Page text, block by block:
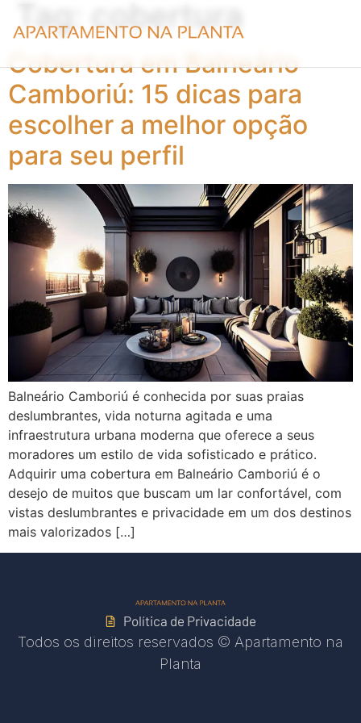
Tag:cobertura
Cobertura em Balneário
Camboriú: 15 dicas para
escolher a melhor opção
para seu perfil
Balneário Camboriú é conhecida por suas praias
deslumbrantes, vida noturna agitada e uma
infraestrutura urbana moderna que oferece a seus
moradores um estilo de vida sofisticado e prático.
Adquirir uma cobertura em Balneário Camboriú é o
desejo de muitos que buscam um lar confortável, com
vistas deslumbrantes e privacidade em um dos destinos
mais valorizados […]
Política de Privacidade
Todos os direitos reservados © Apartamento na
Planta